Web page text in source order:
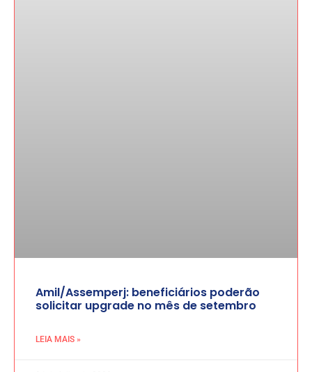
Amil/Assemperj: beneficiários poderão
solicitar upgrade no mês de setembro
LEIA MAIS »